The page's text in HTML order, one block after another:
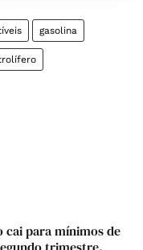
gasolina
cai para mínimos de
trimestre.